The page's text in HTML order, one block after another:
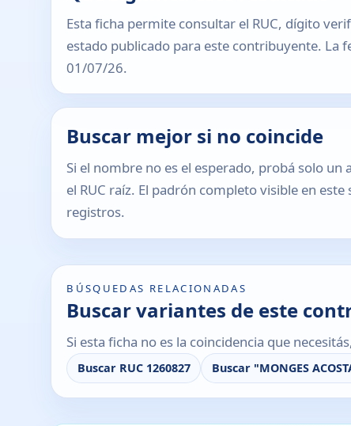
Esta ficha permite consultar el RUC, dígito
estado publicado para este contribuyente. La
01/07/26.
Buscar mejor si no coincide
Si el nombre no es el esperado, probá solo un
el RUC raíz. El padrón completo visible en
registros.
BÚSQUEDAS RELACIONADAS
Buscar variantes de este
Si esta ficha no es la coincidencia que
Buscar RUC 1260827 Buscar "MONGES